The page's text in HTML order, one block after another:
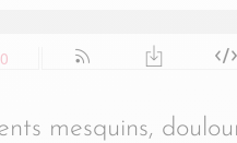
mesquins,